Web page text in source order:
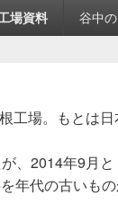
場資料 谷中
工場。もとは日
、2014年9月と
年代の古いも